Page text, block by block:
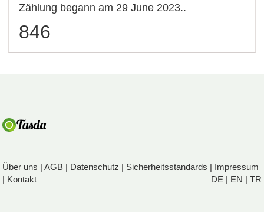
Zählung begann am 29 June 2023..
846
Über uns |AGB | Datenschutz | Sicherheitsstandards | Impressum
| Kontakt DE | EN | TR